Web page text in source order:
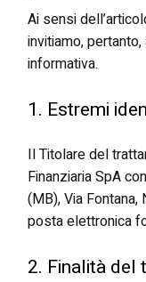
Ai sensi
invitiamo,
informativa.
1. Estremi
Il Titolare del
Finanziaria SpA
(MB), Via
posta elettronica
2. Finalità del